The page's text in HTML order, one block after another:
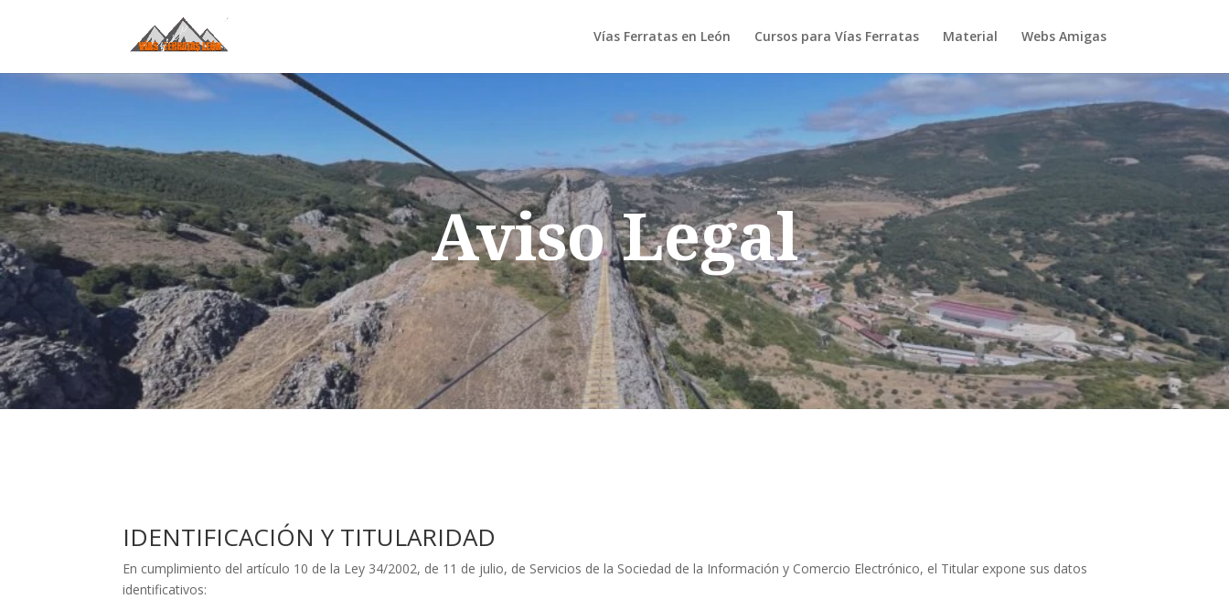
Vías Ferratas en León Cursos para Vías Ferratas Material Webs Amigas
Aviso Legal
IDENTIFICACIÓN Y TITULARIDAD
En cumplimiento del artículo 10 de la Ley 34/2002, de 11 de julio, de Servicios de la Sociedad de la Información y Comercio Electrónico, el Titular expone sus datos
identificativos: